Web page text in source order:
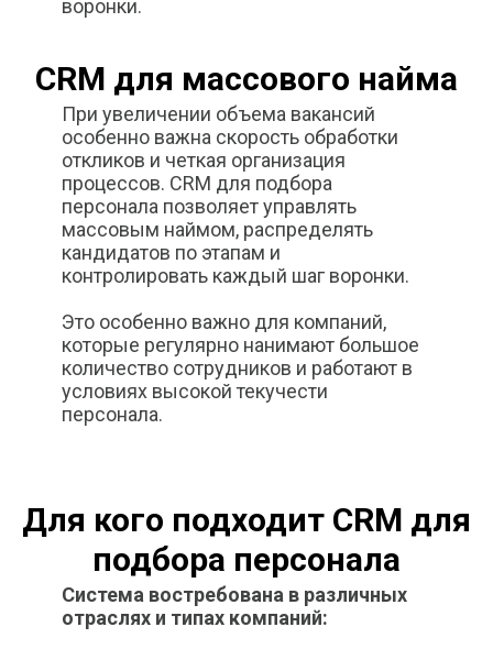
воронки.
CRM для массового найма
При увеличении объема вакансий
особенно важна скорость обработки
откликов и четкая организация
процессов. CRM для подбора
персонала позволяет управлять
массовым наймом, распределять
кандидатов по этапам и
контролировать каждый шаг воронки.
Это особенно важно для компаний,
которые регулярно нанимают большое
количество сотрудников и работают в
условиях высокой текучести
персонала.
Для кого подходит CRM для
подбора персонала
Система востребована в различных
отраслях и типах компаний: